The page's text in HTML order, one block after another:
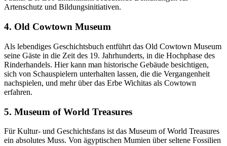
Artenschutz und Bildungsinitiativen.
4. Old Cowtown Museum
Als lebendiges Geschichtsbuch entführt das Old Cowtown Museum
seine Gäste in die Zeit des 19. Jahrhunderts, in die Hochphase des
Rinderhandels. Hier kann man historische Gebäude besichtigen,
sich von Schauspielern unterhalten lassen, die die Vergangenheit
nachspielen, und mehr über das Erbe Wichitas als Cowtown
erfahren.
5. Museum of World Treasures
Für Kultur- und Geschichtsfans ist das Museum of World Treasures
ein absolutes Muss. Von ägyptischen Mumien über seltene Fossilien